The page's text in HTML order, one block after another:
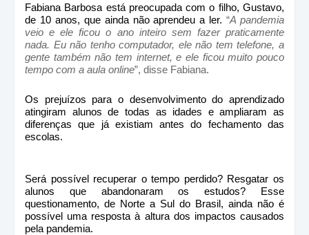
Fabiana Barbosa está preocupada com o filho, Gustavo,
de 10 anos, que ainda não aprendeu a ler.“A pandemia
veio e ele ficou o ano inteiro sem fazer praticamente
nada. Eu não tenho computador, ele não tem telefone, a
gente também não tem internet, e ele ficou muito pouco
tempo com a aula online”, disse Fabiana.
Os prejuízos para o desenvolvimento do aprendizado
atingiram alunos de todas as idades e ampliaram as
diferenças que já existiam antes do fechamento das
escolas.
Será possível recuperar o tempo perdido? Resgatar os
alunos que abandonaram os estudos? Esse
questionamento, de Norte a Sul do Brasil, ainda não é
possível uma resposta à altura dos impactos causados
pela pandemia.